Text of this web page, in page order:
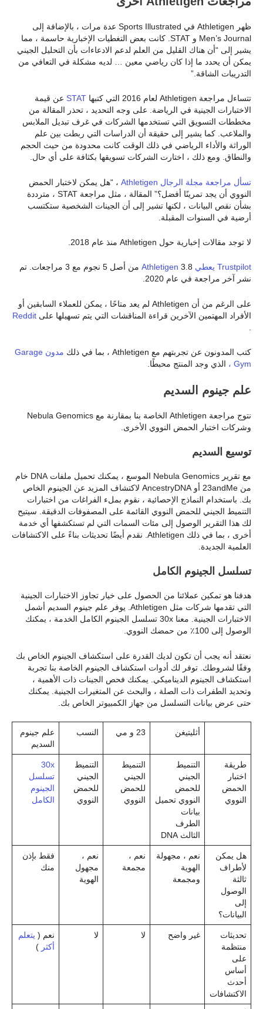
ظهر Athletigen في Sports Illustrated عدة مرات ، بالإضافة إلى
Men’s Journal و STAT. كانت بعض التغطيات الإخبارية حاسمة ، مما
يشير إلى “أن هناك القليل من العلم لدعم الادعاءات بأن التحليل الجيني
يمكن أن يحدد ما إذا كان رياضي معين … لديه مشكلة في التعافي من
التدريبات الشاقة.”
تتساءل مراجعة Athletigen لعام 2016 التي كتبها STAT عن قيمة
الاختبارات الجينية في الرياضة. على وجه التحديد ، تحذر المقالة من
مخططات التسويق التي تستخدمها الشركات في غرف تبديل الملابس
والملاعب. كما يشير إلى حقيقة أن الدراسات التي ربطت بين علم
الوراثة والأداء الرياضي في ذلك الوقت كانت محدودة من حيث الحجم
والنطاق. ومع ذلك ، اختارت الشركات تسويقها بكثافة على أي حال.
تسأل مراجعة مجلة الرجال Athletigen
، “هل يمكن لاختبار الحمض
النووي أن يجد تمرينًا أفضل؟” المقالة ، مثل مراجعة STAT ، مترددة
بشأن نقص البيانات ، لكنها تشير إلى أن الجينات الشخصية ستكتسب
أرضية في السنوات المقبلة.
لا توجد مقالات إخبارية حول Athletigen منذ عام 2018.
Trustpilot يعطي Athletigen
3.8 من أصل 5 نجوم مع 3 مراجعات. تم
نشر آخر مراجعة في عام 2020.
على الرغم من أن Athletigen لم يعد متاحًا ، يمكن للعملاء السابقين أو
الأفراد المهتمين الآخرين قراءة المناقشات التي يتم تسهيلها على Reddit
كتب المدونون عن تجربتهم مع Athletigen ، بما في ذلك
مدون Garage
Gym ،
الذي وجد المنتج محبطًا.
علم جينوم السديم
نتوج مراجعة Athletigen الخاصة بنا بمقارنة مع Nebula Genomics
وشركات اختبار الحمض النووي الأخرى.
توسيع السديم
مع تقرير Nebula Genomics الموسع ، يمكنك تحميل ملفات DNA خام
من 23andMe أو AncestryDNA لاكتشاف المزيد عن الجينوم الخاص
بك. باستخدام النماذج الإحصائية ، نقوم بملء الفراغات من اختبارات
التنميط الجيني للحمض النووي القائمة على المصفوفات الدقيقة. سيتيح
لك هذا التقرير الوصول إلى مئات السمات التي لم تستكشفها أي خدمة
أخرى ، بما في ذلك Athletigen. نقدم أيضًا تحديثات بناءً على الاكتشافات
العلمية الجديدة.
تسلسل الجينوم الكامل
هدفنا هو تمكين عملائنا من الحصول على خيار تجاوز الاختبارات الجينية
التي تقدمها شركات مثل Athletigen. يوفر علم جينوم السديم أشمل
الاختبارات الجينية. معنا 30x تسلسل الجينوم الكامل
الخدمة ، يمكنك
الوصول إلى 100٪ من حمضك النووي.
نعتقد أنه يجب أن تكون لديك القدرة على استكشاف الجينوم الخاص بك
وفقًا لشروطك. توفر لك أدوات استكشاف الجينوم الخاصة بنا تجربة
استكشاف الجينوم الديناميكي. يمكنك فحص الجينات ذات الأهمية ،
وتحديد الطفرات ذات الصلة ، والبحث عن المتغيرات الجينية. يمكنك
حتى عرض بيانات التسلسل من جهاز الكمبيوتر الخاص بك.
أثليتيغن 23 و مي النسب
علم جينوم
السديم
طريقة
اختبار
الحمض
النووي
التنميط
الجيني
للحمض
النووي تحميل
بيانات
الطرف
الثالث DNA
التنميط
الجيني
للحمض
النووي
التنميط
الجيني
للحمض
النووي
30x
تسلسل
الجينوم
الكامل
هل يمكن
لأطراف
ثالثة
الوصول
إلى
البيانات؟
نعم ، مجهولة
الهوية
ومجمعة
نعم ،
مجمعة
نعم ،
مجهول
الهوية
فقط بإذن
منك
تحديثات
منتظمة
على
أساس
أحدث
الاكتشافات
غير واضح لا لا نعم ( يتعلم
أكثر )